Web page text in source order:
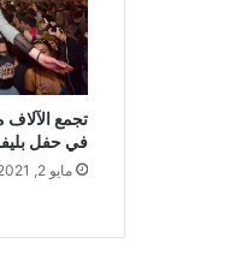
تجمع الآلاف
في حفل
مايو 2, 2021